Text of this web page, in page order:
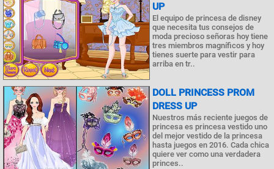
UP
El equipo de princesa de disney
que necesita tus consejos de
moda precioso señoras hoy tiene
tres miembros magníficos y hoy
tienes suerte para vestir para
arriba en tr..
DOLL PRINCESS PROM
DRESS UP
Nuestros más reciente juegos de
princesa es princesa vestido uno
del mejor vestido de la princesa
hasta juegos en 2016. Cada chica
quiere ver como una verdadera
princes..